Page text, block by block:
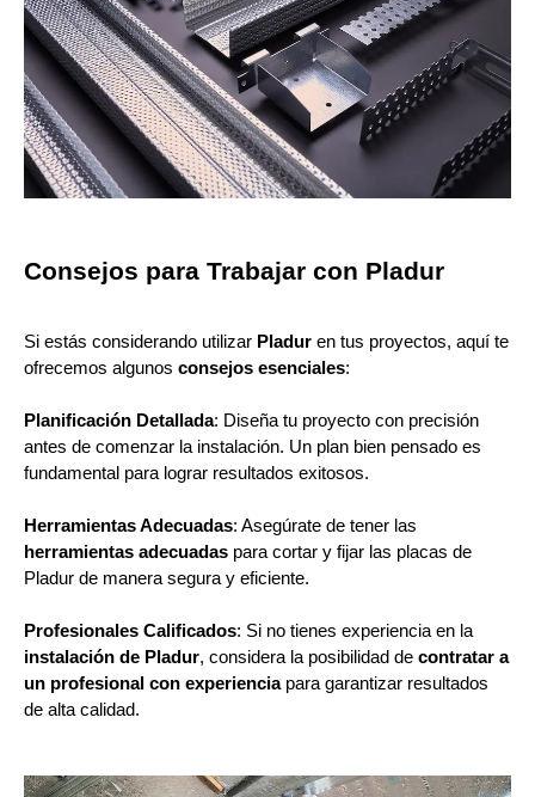
Consejos para Trabajar con Pladur
Si estás considerando utilizar Pladur en tus proyectos, aquí te
ofrecemos algunos consejos esenciales:
Planificación Detallada: Diseña tu proyecto con precisión
antes de comenzar la instalación. Un plan bien pensado es
fundamental para lograr resultados exitosos.
Herramientas Adecuadas: Asegúrate de tener las
herramientas adecuadas para cortar y fijar las placas de
Pladur de manera segura y eficiente.
Profesionales Calificados: Si no tienes experiencia en la
instalación de Pladur, considera la posibilidad de contratar a
un profesional con experienciapara garantizar resultados
de alta calidad.